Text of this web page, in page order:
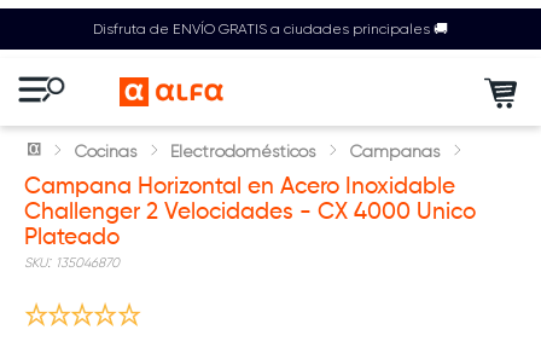
Disfruta de ENVÍO GRATIS a ciudades principales 🚚
Cocinas Electrodomésticos Campanas
Campana Horizontal en Acero Inoxidable
Challenger 2 Velocidades - CX 4000 Unico
Plateado
: 135046870